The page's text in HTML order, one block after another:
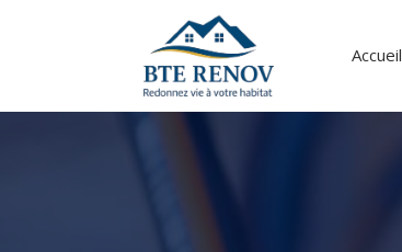
Accueil